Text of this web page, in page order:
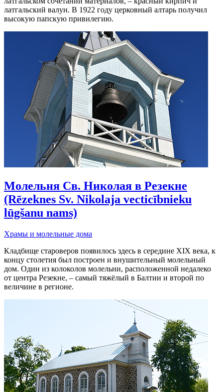
латгальский валун. В 1922 году церковный алтарь получил
высокую папскую привилегию.
Молельня Св. Николая в Резекне
(Rēzeknes Sv. Nikolaja vecticībnieku
lūgšanu nams)
Храмы и молельные дома
Кладбище староверов появилось здесь в середине XIX века, к
концу столетия был построен и внушительный молельный
дом. Один из колоколов молельни, расположенной недалеко
от центра Резекне, – самый тяжёлый в Балтии и второй по
величине в регионе.